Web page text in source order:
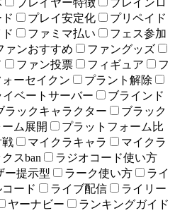
プレイヤー特徴
ブレインロ
プレイ安定化
プリペイド
ファミマ払い
フェス参加
ァンおすすめ
ファングッズ
ファン投票 フィギュア
フ
ォーセイクン
プラント解除
イベートサーバー
ブラインド
ラックキャラクター
ブラック
ム展開
プラットフォーム比
戦 マイクラキャラ
マイクラ
スban
ラジオコード使い方
ー提示型 ラーク使い方
ライ
ード ライブ配信
ライリー
ヤーナビー
ランキングガイド